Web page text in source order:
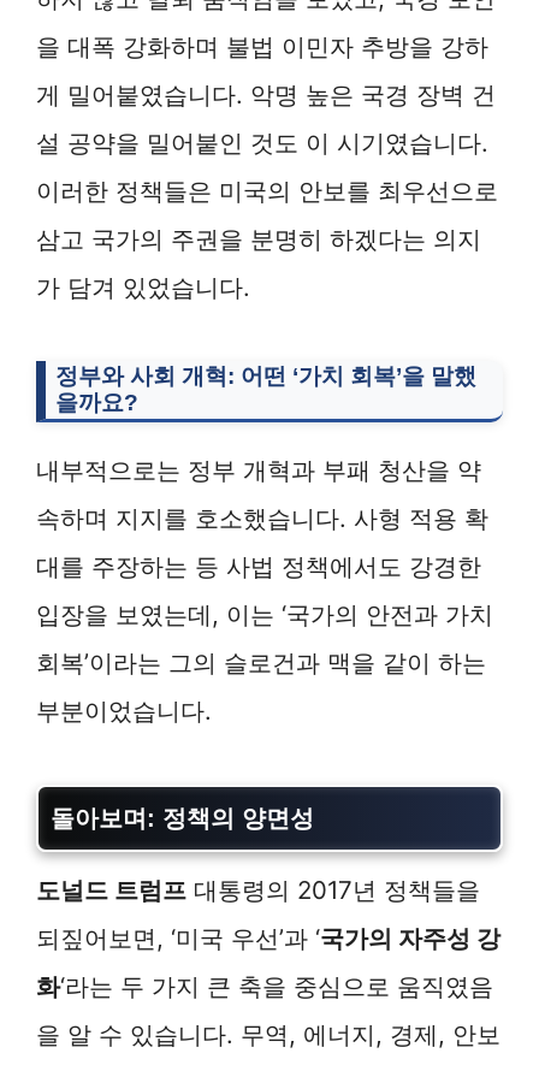
을 대폭 강화하며 불법 이민자 추방을 강하
게 밀어붙였습니다. 악명 높은 국경 장벽 건
설 공약을 밀어붙인 것도 이 시기였습니다.
이러한 정책들은 미국의 안보를 최우선으로
삼고 국가의 주권을 분명히 하겠다는 의지
가 담겨 있었습니다.
정부와 사회 개혁: 어떤 ‘가치 회복’을 말했
을까요?
내부적으로는 정부 개혁과 부패 청산을 약
속하며 지지를 호소했습니다. 사형 적용 확
대를 주장하는 등 사법 정책에서도 강경한
입장을 보였는데, 이는 ‘국가의 안전과 가치
회복’이라는 그의 슬로건과 맥을 같이 하는
부분이었습니다.
돌아보며: 정책의 양면성
도널드 트럼프 대통령의 2017년 정책들을
되짚어보면, ‘미국 우선’과 ‘국가의 자주성 강
화‘라는 두 가지 큰 축을 중심으로 움직였음
을 알 수 있습니다. 무역, 에너지, 경제, 안보